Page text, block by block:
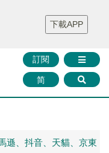
財華證券 媒體矩陣
智庫沙龍
聯絡我們
訂閱
简
下載APP
遜、抖音、天貓、京東